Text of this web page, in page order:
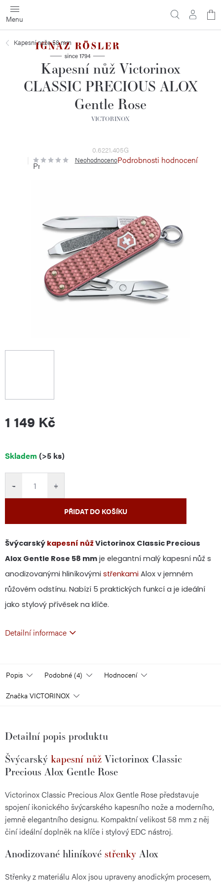
Přejít
na
obsah
Kapesní nože 58 mm
Kapesní nůž Victorinox
CLASSIC PRECIOUS ALOX
Gentle Rose
VICTORINOX
0.6221.405G
Průměrné
hodnocení
NeohodnocenoPodrobnosti hodnocení
1 149 Kč
Měrná
Skladem (>5 ks)
+
−
PŘIDAT DO KOŠÍKU
Švýcarský kapesní nůž Victorinox Classic Precious
Alox Gentle Rose 58 mm je elegantní malý kapesní nůž s
anodizovanými hliníkovými střenkami Alox v jemném
růžovém odstínu. Nabízí 5 praktických funkcí a je ideální
jako stylový přívěsek na klíče.
Detailní informace
Popis Podobné (4) Hodnocení
Značka VICTORINOX
Detailní popis produktu
Švýcarský kapesní nůž Victorinox Classic
Precious Alox Gentle Rose
Victorinox Classic Precious Alox Gentle Rose představuje
spojení ikonického švýcarského kapesního nože a moderního,
jemně elegantního designu. Kompaktní velikost 58 mm z něj
činí ideální doplněk na klíče i stylový EDC nástroj.
Anodizované hliníkové střenky Alox
Střenky z materiálu Alox jsou upraveny anodickým procesem,